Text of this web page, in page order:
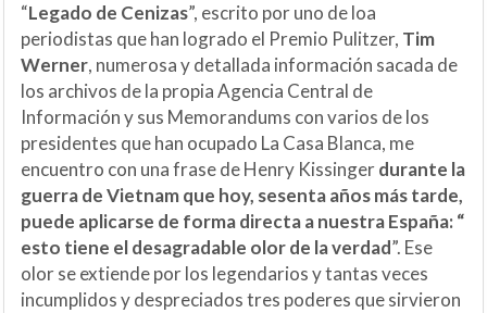
“Legado de Cenizas”, escrito por uno de loa
periodistas que han logrado el Premio Pulitzer, Tim
Werner, numerosa y detallada información sacada de
los archivos de la propia Agencia Central de
Información y sus Memorandums con varios de los
presidentes que han ocupado La Casa Blanca, me
encuentro con una frase de Henry Kissingerdurante la
guerra de Vietnam que hoy, sesenta años más tarde,
puede aplicarse de forma directa a nuestra España: “
esto tiene el desagradable olor de la verdad”. Ese
olor se extiende por los legendarios y tantas veces
incumplidos y despreciados tres poderes que sirvieron